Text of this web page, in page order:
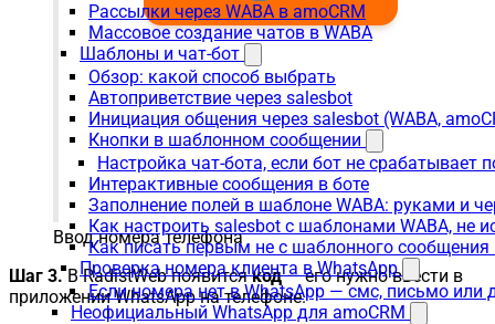
Рассылки через WABA в amoCRM
Массовое создание чатов в WABA
Шаблоны и чат-бот
Обзор: какой способ выбрать
Автоприветствие через salesbot
Инициация общения через salesbot (WABA,
Кнопки в шаблонном сообщении
Настройка чат-бота, если бот не срабатывает
Интерактивные сообщения в боте
Заполнение полей в шаблоне WABA: руками и
Как настроить salesbot с шаблонами WABA, не
Как писать первым не с шаблонного сообщения
Проверка номера клиента в WhatsApp
Если номера нет в WhatsApp — смс, письмо или
Неофициальный WhatsApp для amoCRM
Ввод номера телефона
Шаг 3.В RadistWeb появитсякод— его нужно ввести в
приложении WhatsApp на телефоне.